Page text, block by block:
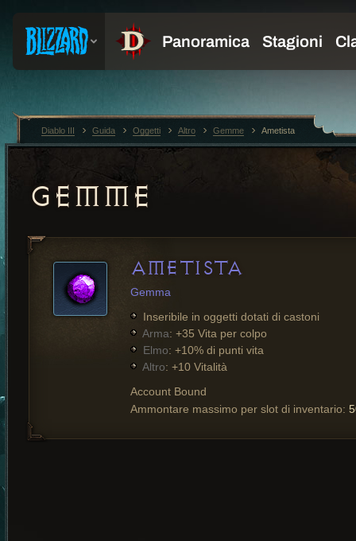
GEMME
AMETISTA
Gemma
Inseribile in oggetti dotati di castoni
Arma: +35 Vita per colpo
Elmo: +10% di punti vita
Altro: +10 Vitalità
Account Bound
Ammontare massimo per slot di inventario:
Diablo III Guida Oggetti Altro Gemme Ametista